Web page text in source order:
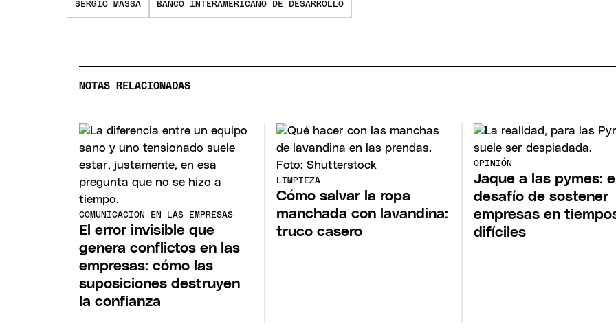
SERGIO MASSA BANCO INTERAMERICANO DE DESARROLLO
NOTAS RELACIONADAS
COMUNICACION EN LAS EMPRESAS
El error invisible que
genera conflictos en las
empresas: cómo las
suposiciones destruyen
la confianza
LIMPIEZA
Cómo salvar la ropa
manchada con lavandina:
truco casero
OPINIÓN
Jaque a las pymes:
desafío de sostener
empresas en
difíciles